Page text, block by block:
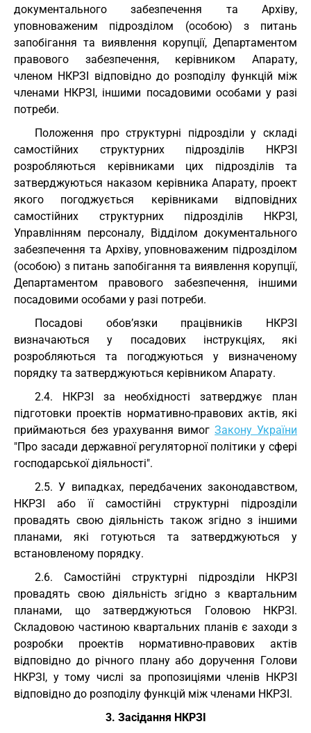
документального забезпечення та Архіву,
уповноваженим підрозділом (особою) з питань
запобігання та виявлення корупції, Департаментом
правового забезпечення, керівником Апарату,
членом НКРЗІ відповідно до розподілу функцій між
членами НКРЗІ, іншими посадовими особами у разі
потреби.
Положення про структурні підрозділи у складі
самостійних структурних підрозділів НКРЗІ
розробляються керівниками цих підрозділів та
затверджуються наказом керівника Апарату, проект
якого погоджується керівниками відповідних
самостійних структурних підрозділів НКРЗІ,
Управлінням персоналу, Відділом документального
забезпечення та Архіву, уповноваженим підрозділом
(особою) з питань запобігання та виявлення корупції,
Департаментом правового забезпечення, іншими
посадовими особами у разі потреби.
Посадові обов’язки працівників НКРЗІ
визначаються у посадових інструкціях, які
розробляються та погоджуються у визначеному
порядку та затверджуються керівником Апарату.
2.4. НКРЗІ за необхідності затверджує план
підготовки проектів нормативно-правових актів, які
приймаються без урахування вимогЗакону України
"Про засади державної регуляторної політики у сфері
господарської діяльності".
2.5. У випадках, передбачених законодавством,
НКРЗІ або її самостійні структурні підрозділи
провадять свою діяльність також згідно з іншими
планами, які готуються та затверджуються у
встановленому порядку.
2.6. Самостійні структурні підрозділи НКРЗІ
провадять свою діяльність згідно з квартальним
планами, що затверджуються Головою НКРЗІ.
Складовою частиною квартальних планів є заходи з
розробки проектів нормативно-правових актів
відповідно до річного плану або доручення Голови
НКРЗІ, у тому числі за пропозиціями членів НКРЗІ
відповідно до розподілу функцій між членами НКРЗІ.
3. Засідання НКРЗІ